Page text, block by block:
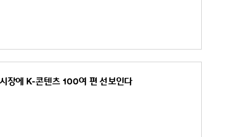
장에 K-콘텐츠 100여 편 선보인다